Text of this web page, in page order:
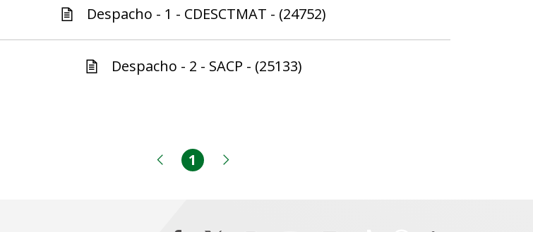
Despacho - 1 - CDESCTMAT - (24752)
Despacho - 2 - SACP - (25133)
Página anterior
Página
1